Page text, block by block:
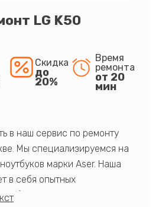
LG K50
Скидка
до
20%
Время
ремонта
от 20
мин
в наш сервис по ремонту
Мы специализируемся на
марки Aser. Наша
в себя опытных
обширными знаниями и